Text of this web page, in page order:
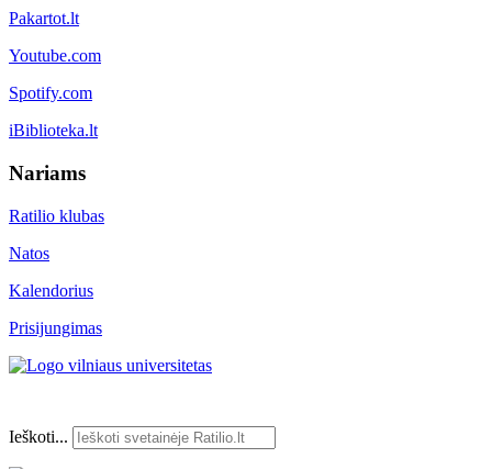
Pakartot.lt
Youtube.com
Spotify.com
iBiblioteka.lt
Nariams
Ratilio klubas
Natos
Kalendorius
Prisijungimas
Ieškoti...